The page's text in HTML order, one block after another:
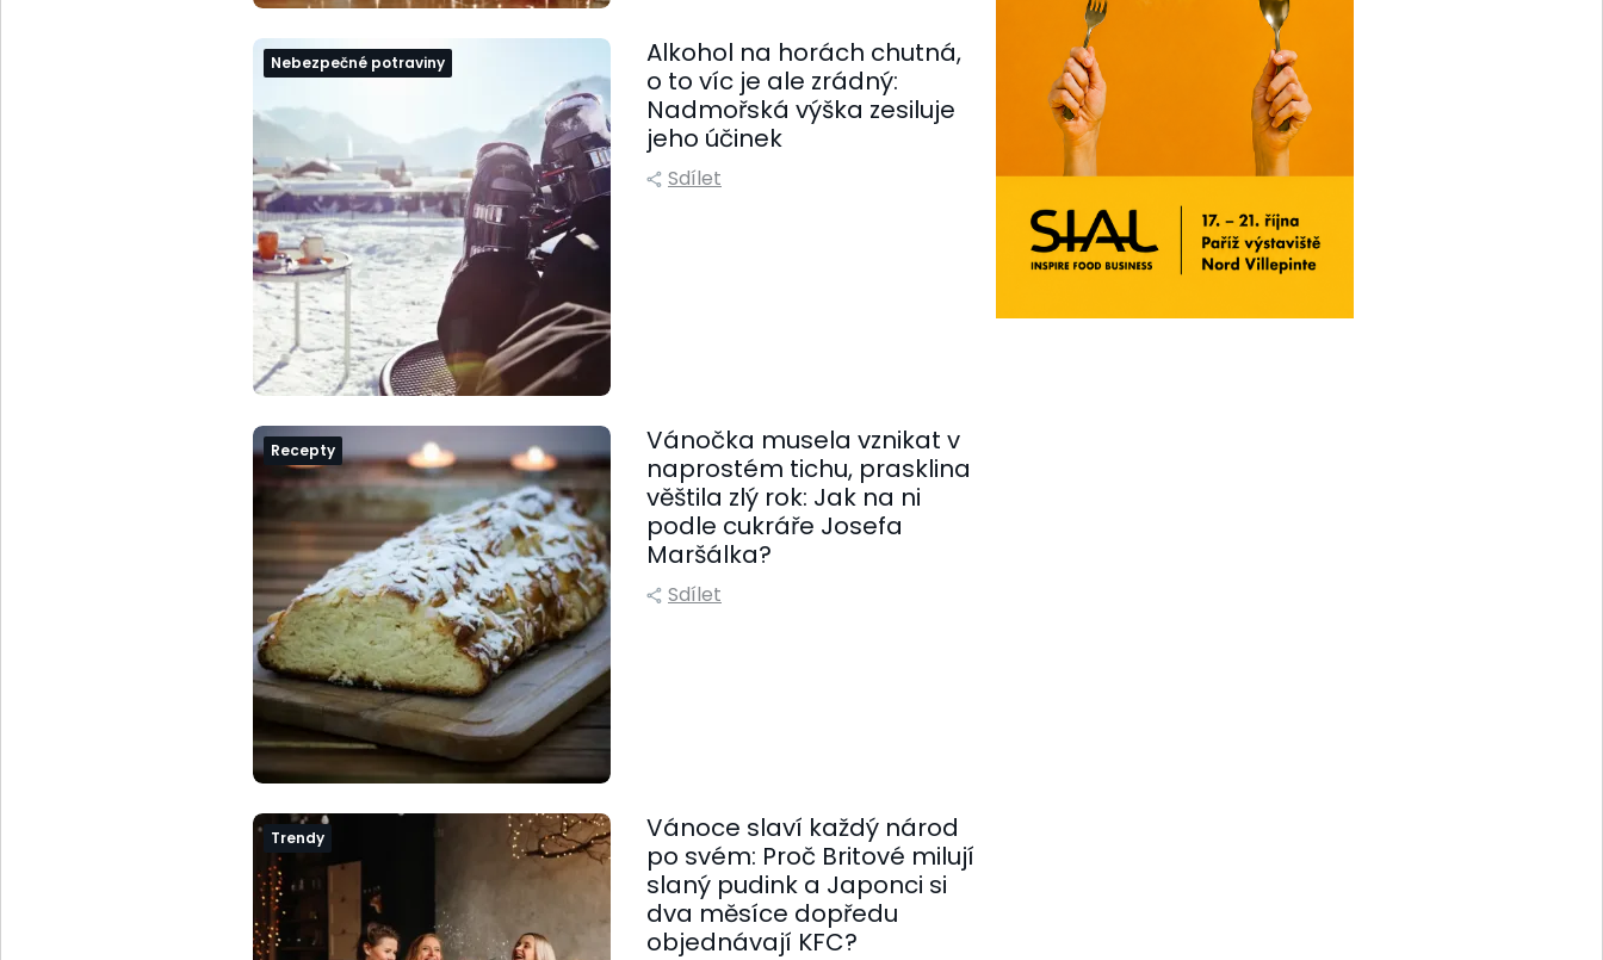
Nebezpečné potraviny
Alkohol na horách chutná,
o to víc je ale zrádný:
Nadmořská výška zesiluje
jeho účinek
Sdílet
Recepty
Vánočka musela vznikat v
naprostém tichu, prasklina
věštila zlý rok: Jak na ni
podle cukráře Josefa
Maršálka?
Sdílet
Trendy
Vánoce slaví každý národ
po svém: Proč Britové milují
slaný pudink a Japonci si
dva měsíce dopředu
objednávají KFC?